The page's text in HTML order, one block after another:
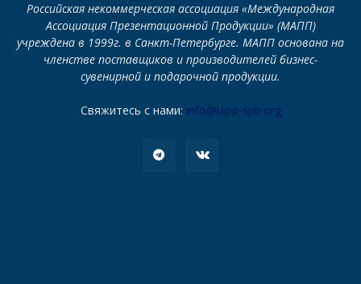
Российская некоммерческая ассоциация «Международная
Ассоциация Презентационной Продукции» (МАПП)
учреждена в 1999г. в Санкт-Петербурге. МАПП основана на
членстве поставщиков и производителей бизнес-
сувенирной и подарочной продукции.
Свяжитесь с нами: info@iapp-spb.org